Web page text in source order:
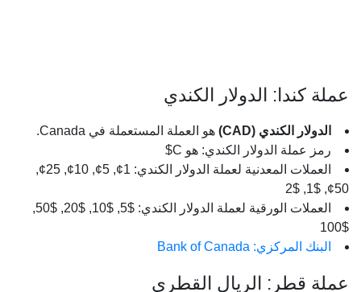
عملة كندا: الدولار الكندي
الدولار الكندي (CAD)
هو العملة المستعملة في Canada.
رمز عملة الدولار الكندي: هو C$
العملات المعدنية لعملة الدولار الكندي: 1¢, 5¢, 10¢, 25¢,
50¢, $1, $2
العملات الورقية لعملة الدولار الكندي: $5, $10, $20, $50,
$100
البنك المركزي: Bank of Canada
عملة قطر: الريال القطري